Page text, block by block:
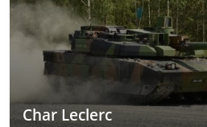
Char Leclerc